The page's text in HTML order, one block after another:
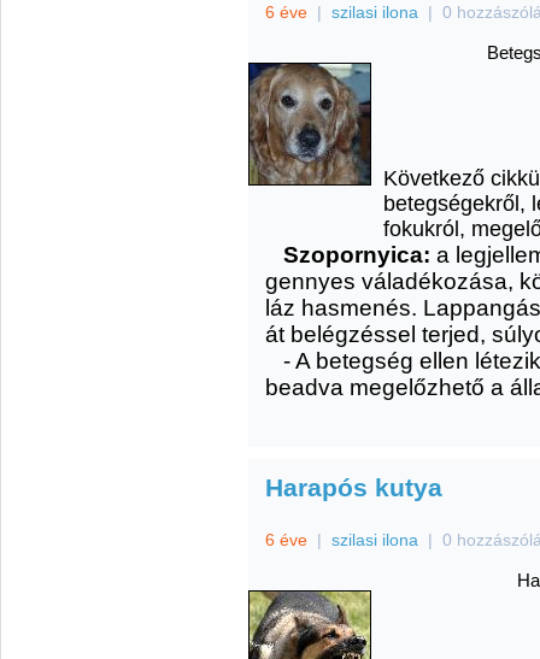
6 éve | szilasi ilona | 0
Következő
betegségekről,
fokukról,
Szopornyica: a
gennyes váladékozása,
láz hasmenés.
át belégzéssel terjed,
- A betegség ellen
beadva megelőzhető a
Harapós kutya
6 éve | szilasi ilona | 0